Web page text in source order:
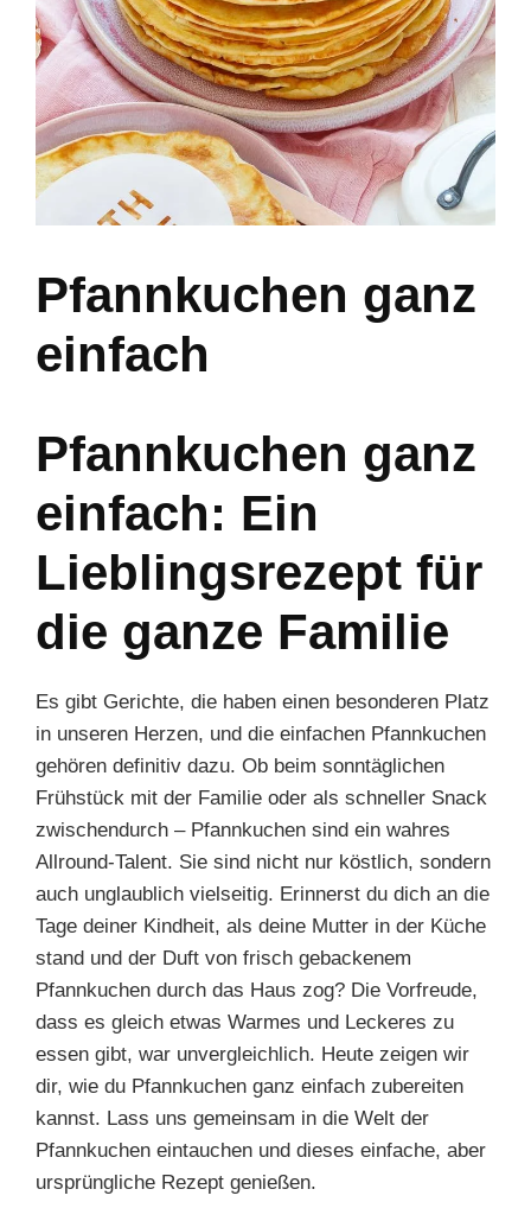
Pfannkuchen ganz
einfach
Pfannkuchen ganz
einfach: Ein
Lieblingsrezept für
die ganze Familie
Es gibt Gerichte, die haben einen besonderen Platz
in unseren Herzen, und die einfachen Pfannkuchen
gehören definitiv dazu. Ob beim sonntäglichen
Frühstück mit der Familie oder als schneller Snack
zwischendurch – Pfannkuchen sind ein wahres
Allround-Talent. Sie sind nicht nur köstlich, sondern
auch unglaublich vielseitig. Erinnerst du dich an die
Tage deiner Kindheit, als deine Mutter in der Küche
stand und der Duft von frisch gebackenem
Pfannkuchen durch das Haus zog? Die Vorfreude,
dass es gleich etwas Warmes und Leckeres zu
essen gibt, war unvergleichlich. Heute zeigen wir
dir, wie du Pfannkuchen ganz einfach zubereiten
kannst. Lass uns gemeinsam in die Welt der
Pfannkuchen eintauchen und dieses einfache, aber
ursprüngliche Rezept genießen.